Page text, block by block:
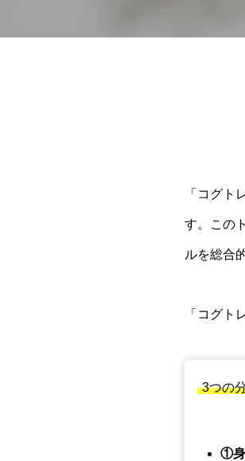
「コグ
す。この
ルを総合
「コグト
3つの
①身